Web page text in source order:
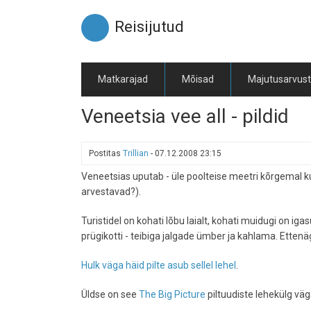
Reisijutud
Matkarajad Mõisad
Veneetsia vee all - pildid
Postitas Trillian - 07.12.2008 23:15
Veneetsias uputab - üle poolteise meetri kõrgemal
arvestavad?).
Turistidel on kohati lõbu laialt, kohati muidugi on
prügikotti - teibiga jalgade ümber ja kahlama.
Hulk väga häid pilte asub sellel lehel
Üldse on see The Big Picture piltuudiste lehekülg